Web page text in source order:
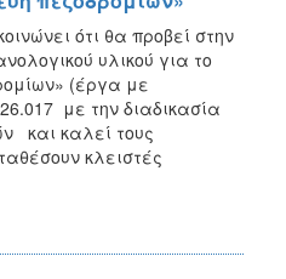
ότι θα προβεί στην
υλικού για το
(έργα με
με την διαδικασία
και καλεί τους
κλειστές